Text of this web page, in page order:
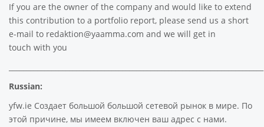
If you are the owner of the company and would like to extend
this contribution to a portfolio report, please send us a short
e-mail to redaktion@yaamma.com and we will get in
touch with you
Russian:
yfw.ie Создает большой большой сетевой рынок в мире. По
этой причине, мы имеем включен ваш адрес с нами.